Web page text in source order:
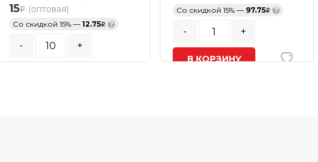
15 (оптовая)
Со скидкой 15% — 12.75 ?
- +
Со скидкой 15% — 97.75 ?
- +
В КОРЗИНУ